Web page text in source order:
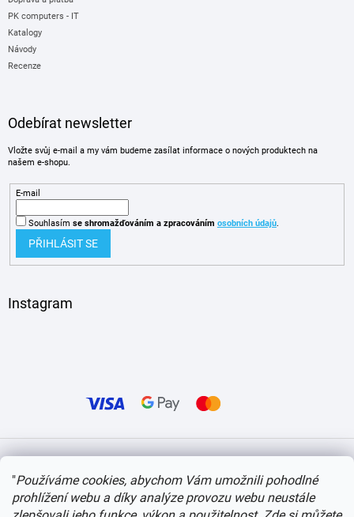
"Používáme cookies, abychom Vám umožnili pohodlné
prohlížení webu a díky analýze provozu webu neustále
PK computers - IT
Katalogy
Návody
Recenze
Odebírat newsletter
Vložte svůj e-mail a my vám budeme zasílat informace o nových produktech na
našem e-shopu.
E-mail
Souhlasím se shromažďováním a zpracováním osobních údajů.
PŘIHLÁSIT SE
Instagram
Copyright 2026 itvlaky.cz . Všechna práva vyhrazena. Upravit nastavení cookies